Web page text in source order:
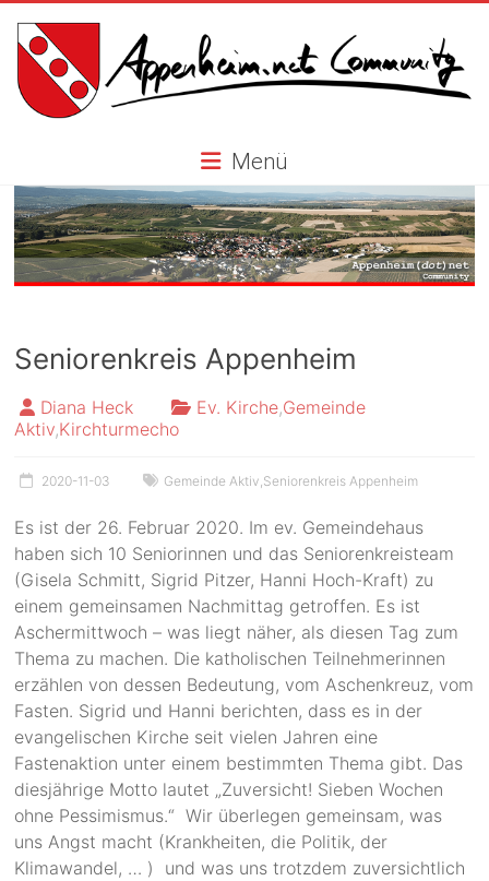
content
Appenheim.net
Community
Menü
Seniorenkreis Appenheim
Diana Heck Ev. Kirche,Gemeinde
Aktiv,Kirchturmecho
2020-11-03 Gemeinde Aktiv Seniorenkreis Appenheim
Es ist der 26. Februar 2020. Im ev. Gemeindehaus
haben sich 10 Seniorinnen und das Seniorenkreisteam
(Gisela Schmitt, Sigrid Pitzer, Hanni Hoch-Kraft) zu
einem gemeinsamen Nachmittag getroffen. Es ist
Aschermittwoch – was liegt näher, als diesen Tag zum
Thema zu machen. Die katholischen Teilnehmerinnen
erzählen von dessen Bedeutung, vom Aschenkreuz, vom
Fasten. Sigrid und Hanni berichten, dass es in der
evangelischen Kirche seit vielen Jahren eine
Fastenaktion unter einem bestimmten Thema gibt. Das
diesjährige Motto lautet „Zuversicht! Sieben Wochen
ohne Pessimismus.“ Wir überlegen gemeinsam, was
uns Angst macht (Krankheiten, die Politik, der
Klimawandel, … ) und was uns trotzdem zuversichtlich